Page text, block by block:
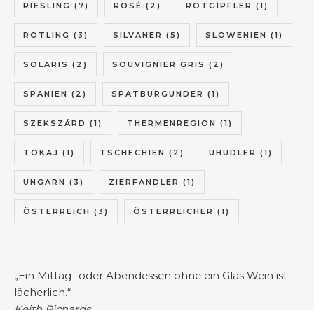
RIESLING (7) ROSÉ (2) ROTGIPFLER (1)
ROTLING (3) SILVANER (5) SLOWENIEN (1)
SOLARIS (2) SOUVIGNIER GRIS (2)
SPANIEN (2) SPÄTBURGUNDER (1)
SZEKSZÁRD (1) THERMENREGION (1)
TOKAJ (1) TSCHECHIEN (2) UHUDLER (1)
UNGARN (3) ZIERFANDLER (1)
ÖSTERREICH (3) ÖSTERREICHER (1)
„Ein Mittag- oder Abendessen ohne ein Glas Wein ist
lächerlich.“